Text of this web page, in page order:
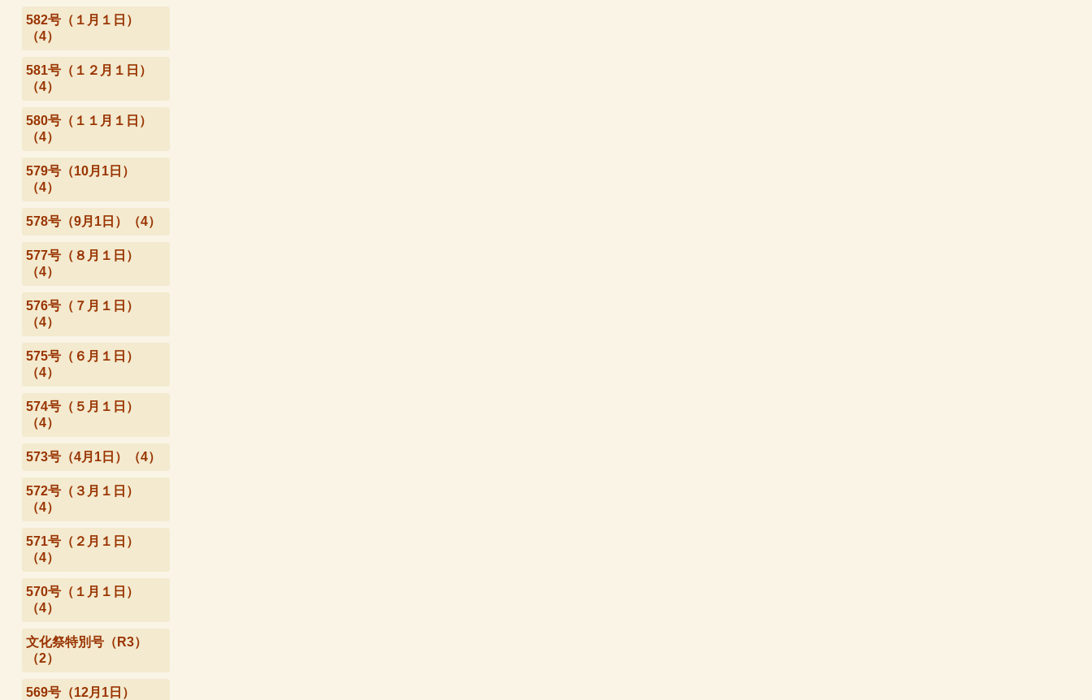
582号（１月１日）
（4）
581号（１２月１日）
（4）
580号（１１月１日）
（4）
579号（10月1日）
（4）
578号（9月1日）（4）
577号（８月１日）
（4）
576号（７月１日）
（4）
575号（６月１日）
（4）
574号（５月１日）
（4）
573号（4月1日）（4）
572号（３月１日）
（4）
571号（２月１日）
（4）
570号（１月１日）
（4）
文化祭特別号（R3）
（2）
569号（12月1日）